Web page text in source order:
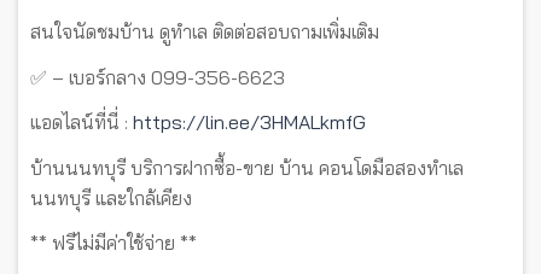
สนใจนัดชมบ้าน ดูทำเล ติดต่อสอบถามเพิ่มเติม
✅ – เบอร์กลาง 099-356-6623
แอดไลน์ที่นี่ : https://lin.ee/3HMALkmfG
บ้านนนทบุรี บริการฝากซื้อ-ขาย บ้าน คอนโดมือสองทำเล
นนทบุรี และใกล้เคียง
** ฟรีไม่มีค่าใช้จ่าย **